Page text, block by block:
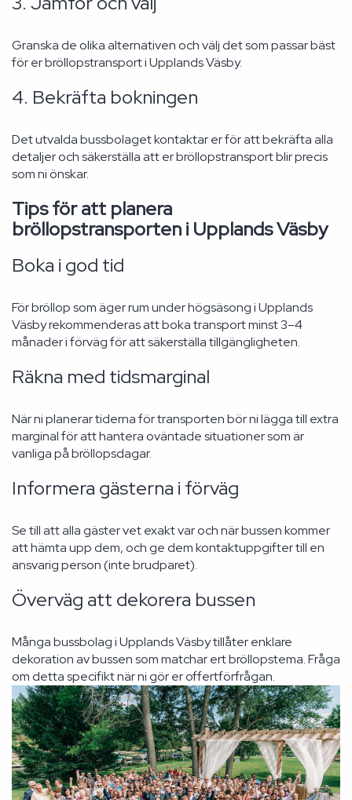
Granska de olika alternativen och välj det som passar bäst
för er bröllopstransport i Upplands Väsby.
4. Bekräfta bokningen
Det utvalda bussbolaget kontaktar er för att bekräfta alla
detaljer och säkerställa att er bröllopstransport blir precis
som ni önskar.
Tips för att planera
bröllopstransporten i Upplands Väsby
Boka i god tid
För bröllop som äger rum under högsäsong i Upplands
Väsby rekommenderas att boka transport minst 3–4
månader i förväg för att säkerställa tillgängligheten.
Räkna med tidsmarginal
När ni planerar tiderna för transporten bör ni lägga till extra
marginal för att hantera oväntade situationer som är
vanliga på bröllopsdagar.
Informera gästerna i förväg
Se till att alla gäster vet exakt var och när bussen kommer
att hämta upp dem, och ge dem kontaktuppgifter till en
ansvarig person (inte brudparet).
Överväg att dekorera bussen
Många bussbolag i Upplands Väsby tillåter enklare
dekoration av bussen som matchar ert bröllopstema. Fråga
om detta specifikt när ni gör er offertförfrågan.